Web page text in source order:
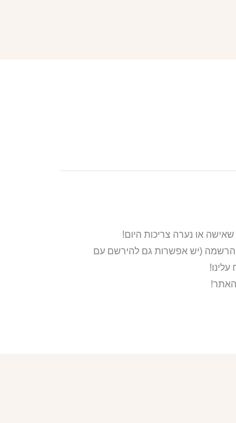
הרשמה (יש אפשרות גם להירשם עם
האתר!